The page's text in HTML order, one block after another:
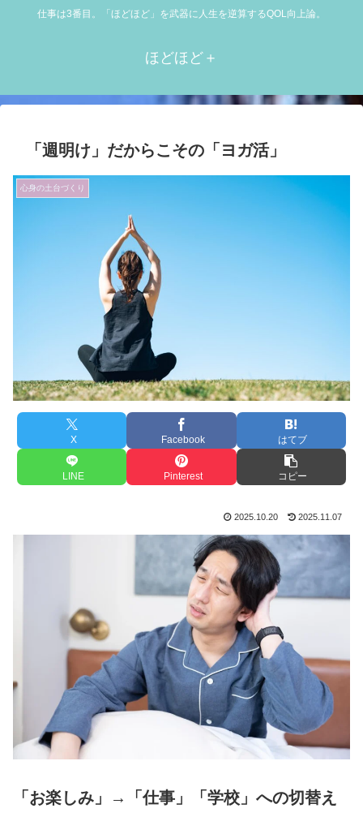
仕事は3番目。「ほどほど」を武器に人生を逆算するQOL向上論。
ほどほど＋
「週明け」だからこその「ヨガ活」
心身の土台づくり
X Facebook はてブ
LINE Pinterest コピー
2025.10.20 2025.11.07
「お楽しみ」→「仕事」「学校」への切替え